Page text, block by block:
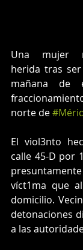
Una mujer
herida tras
mañana de
norte de
El viol3nto
calle 45-D por
víct1ma que
domicilio.
detonaciones
a las